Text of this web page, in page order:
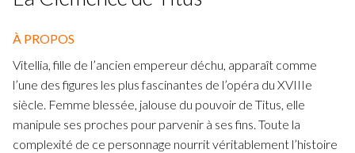
À PROPOS
Vitellia, fille de l’ancien empereur déchu, apparaît comme
l’une des figures les plus fascinantes de l’opéra du XVIIIe
siècle. Femme blessée, jalouse du pouvoir de Titus, elle
manipule ses proches pour parvenir à ses fins. Toute la
complexité de ce personnage nourrit véritablement l’histoire